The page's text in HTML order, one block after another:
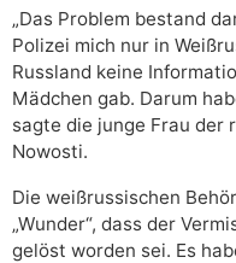
„Das Problem bestand
Polizei mich nur in
Russland keine
Mädchen gab. Darum
sagte die junge Frau der
Nowosti.
Die weißrussischen
„Wunder“, dass der
gelöst worden sei. Es